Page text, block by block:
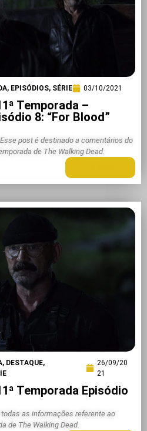
, EPISÓDIOS, SÉRIE 03/10/2021
Temporada –
8: “For Blood”
post é destinado a comentários do
de The Walking Dead.
, DESTAQUE,
26/09/20
21
Temporada Episódio
todas as informações referente ao
de The Walking Dead.